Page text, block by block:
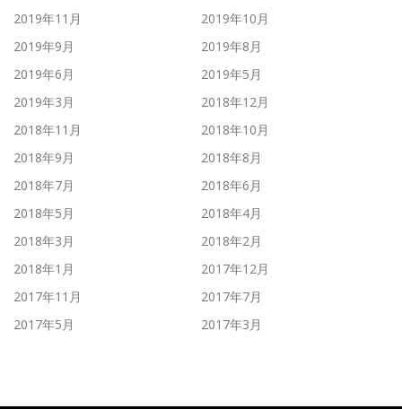
2019年11月
2019年10月
2019年9月
2019年8月
2019年6月
2019年5月
2019年3月
2018年12月
2018年11月
2018年10月
2018年9月
2018年8月
2018年7月
2018年6月
2018年5月
2018年4月
2018年3月
2018年2月
2018年1月
2017年12月
2017年11月
2017年7月
2017年5月
2017年3月